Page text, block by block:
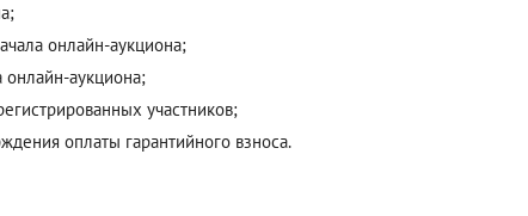
онлайн-аукциона;
онлайн-аукциона;
участников;
оплаты гарантийного взноса.